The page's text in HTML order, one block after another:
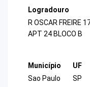
Logradouro
R OSCAR FREIRE
APT 24 BLOCO B
Município
Sao Paulo
UF
SP